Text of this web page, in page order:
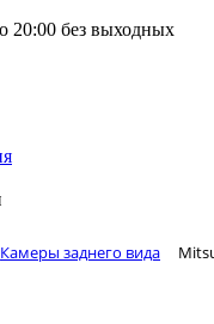
20:00 без выходных
Камеры заднего вида